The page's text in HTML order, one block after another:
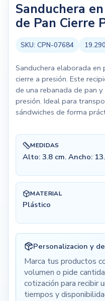
Sanduchera
de Pan Cierre
SKU: CPN-07684 19.290
Sanduchera elaborada
cierre a presión. Este
de una rebanada de pan
presión. Ideal para
sándwiches de forma
MEDIDAS
Alto: 3.8 cm. Ancho:
MATERIAL
Plástico
Personalizacion y
Marca tus productos
volumen o pide
cotización para recibir
tiempos y